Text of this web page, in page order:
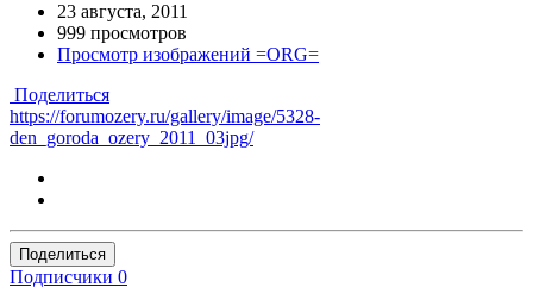
23 августа, 2011
999 просмотров
Просмотр изображений =ORG=
Поделиться
https://forumozery.ru/gallery/image/5328-
den_goroda_ozery_2011_03jpg/
Поделиться
Подписчики 0